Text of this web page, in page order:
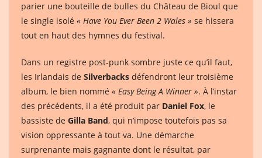
parier une bouteille de bulles du Château de Bioul que
le single isolé « Have You Ever Been 2 Wales » se hissera
tout en haut des hymnes du festival.
Dans un registre post-punk sombre juste ce qu’il faut,
les Irlandais de Silverbacks défendront leur troisième
album, le bien nommé « Easy Being A Winner ». À l’instar
des précédents, il a été produit par Daniel Fox, le
bassiste de Gilla Band, qui n’impose toutefois pas sa
vision oppressante à tout va. Une démarche
surprenante mais gagnante dont le résultat, par